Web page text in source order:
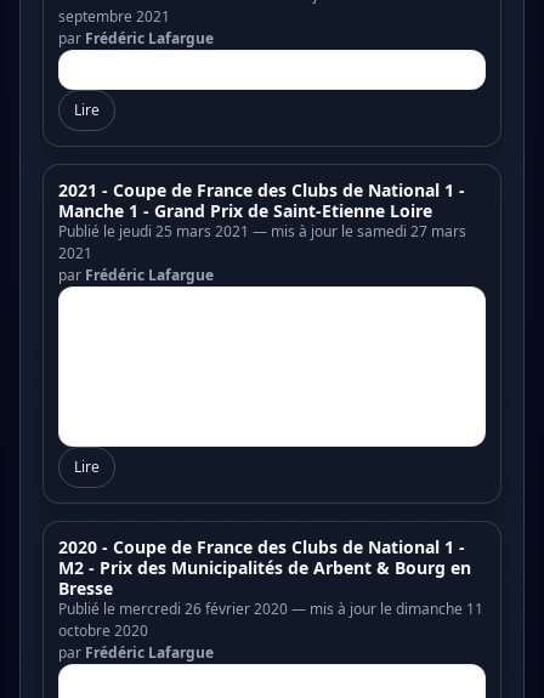
septembre 2021
par Frédéric Lafargue
Lire
2021 - Coupe de France des Clubs de National 1 -
Manche 1 - Grand Prix de Saint-Etienne Loire
Publié le jeudi 25 mars 2021 — mis à jour le samedi 27 mars
2021
par Frédéric Lafargue
Lire
2020 - Coupe de France des Clubs de National 1 -
M2 - Prix des Municipalités de Arbent & Bourg en
Bresse
Publié le mercredi 26 février 2020 — mis à jour le dimanche 11
octobre 2020
par Frédéric Lafargue